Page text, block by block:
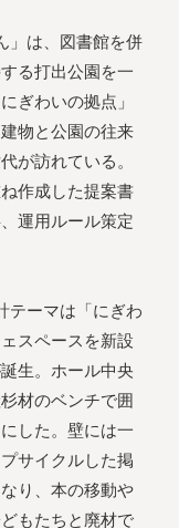
」は、図書館を併
る打出公園を一
ぎわいの拠点」
物と公園の往来
が訪れている。
作成した提案書
運用ルール策定
テーマは「にぎわ
スペースを新設
生。ホール中央
材のベンチで囲
した。壁には一
サイクルした掲
り、本の移動や
もたちと廃材で